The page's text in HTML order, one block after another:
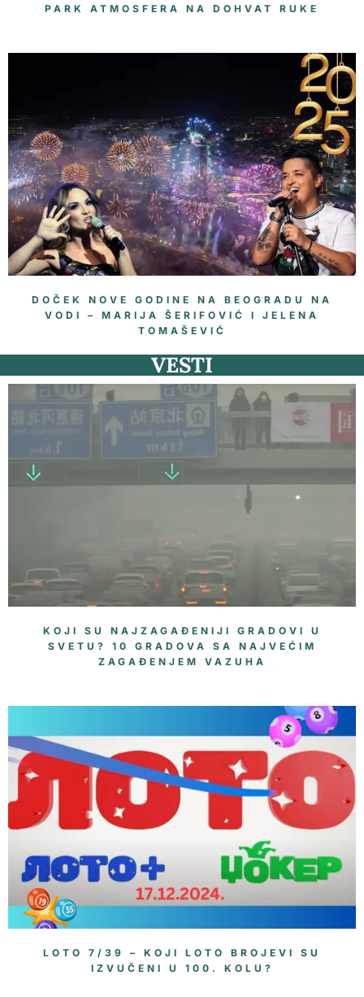
PARK ATMOSFERA NA DOHVAT RUKE
DOČEK NOVE GODINE NA BEOGRADU NA
VODI – MARIJA ŠERIFOVIĆ I JELENA
TOMAŠEVIĆ
VESTI
KOJI SU NAJZAGAĐENIJI GRADOVI U
SVETU? 10 GRADOVA SA NAJVEĆIM
ZAGAĐENJEM VAZUHA
LOTO 7/39 – KOJI LOTO BROJEVI SU
IZVUČENI U 100. KOLU?